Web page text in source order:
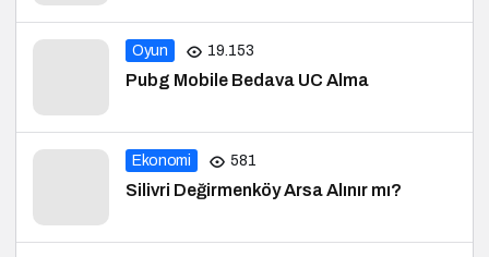
Oyun 19.153
Pubg Mobile Bedava UC Alma
Ekonomi 581
Silivri Değirmenköy Arsa Alınır mı?